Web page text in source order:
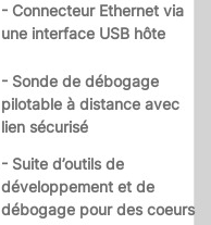
- Connecteur Ethernet via
une interface USB hôte
- Sonde de débogage
pilotable à distance avec
lien sécurisé
- Suite d’outils de
développement et de
débogage pour des coeurs